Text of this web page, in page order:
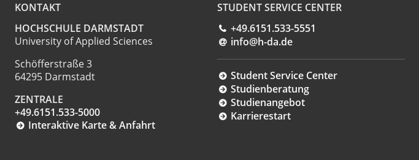
KONTAKT
HOCHSCHULE DARMSTADT
University of Applied Sciences
Schöfferstraße 3
64295 Darmstadt
ZENTRALE
+49.6151.533-5000
Interaktive Karte & Anfahrt
STUDENT SERVICE CENTER
+49.6151.533-5551
info@h-da.de
Student Service Center
Studienberatung
Studienangebot
Karrierestart